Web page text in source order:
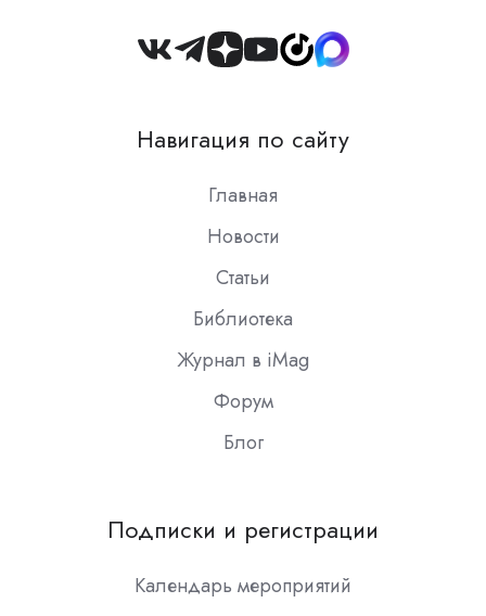
Join
Slack
Навигация по сайту
Главная
Новости
Статьи
Библиотека
Журнал в iMag
Форум
Блог
Подписки и регистрации
Календарь мероприятий